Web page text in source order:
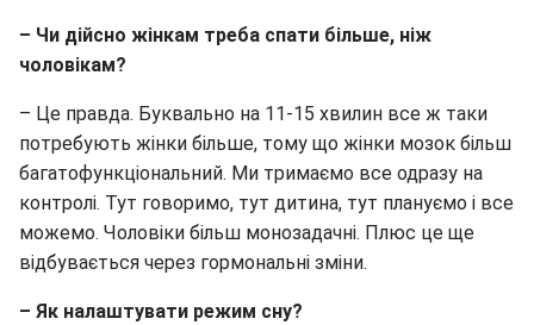
– Чи дійсно жінкам треба спати більше, ніж
чоловікам?
– Це правда. Буквально на 11-15 хвилин все ж таки
потребують жінки більше, тому що жінки мозок більш
багатофункціональний. Ми тримаємо все одразу на
контролі. Тут говоримо, тут дитина, тут плануємо і все
можемо. Чоловіки більш монозадачні. Плюс це ще
відбувається через гормональні зміни.
– Як налаштувати режим сну?